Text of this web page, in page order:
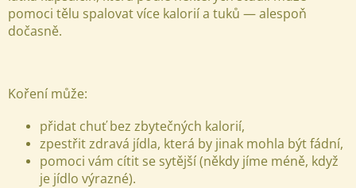
pomoci tělu spalovat více kalorií a tuků — alespoň
dočasně.
Koření může:
přidat chuť bez zbytečných kalorií,
zpestřit zdravá jídla, která by jinak mohla být fádní,
pomoci vám cítit se sytější (někdy jíme méně, když
je jídlo výrazné).